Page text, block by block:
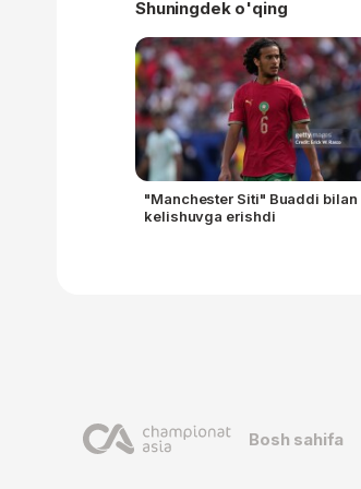
Shuningdek o'qing
"Manchester Siti" Buaddi bilan
kelishuvga erishdi
Bosh sahifa